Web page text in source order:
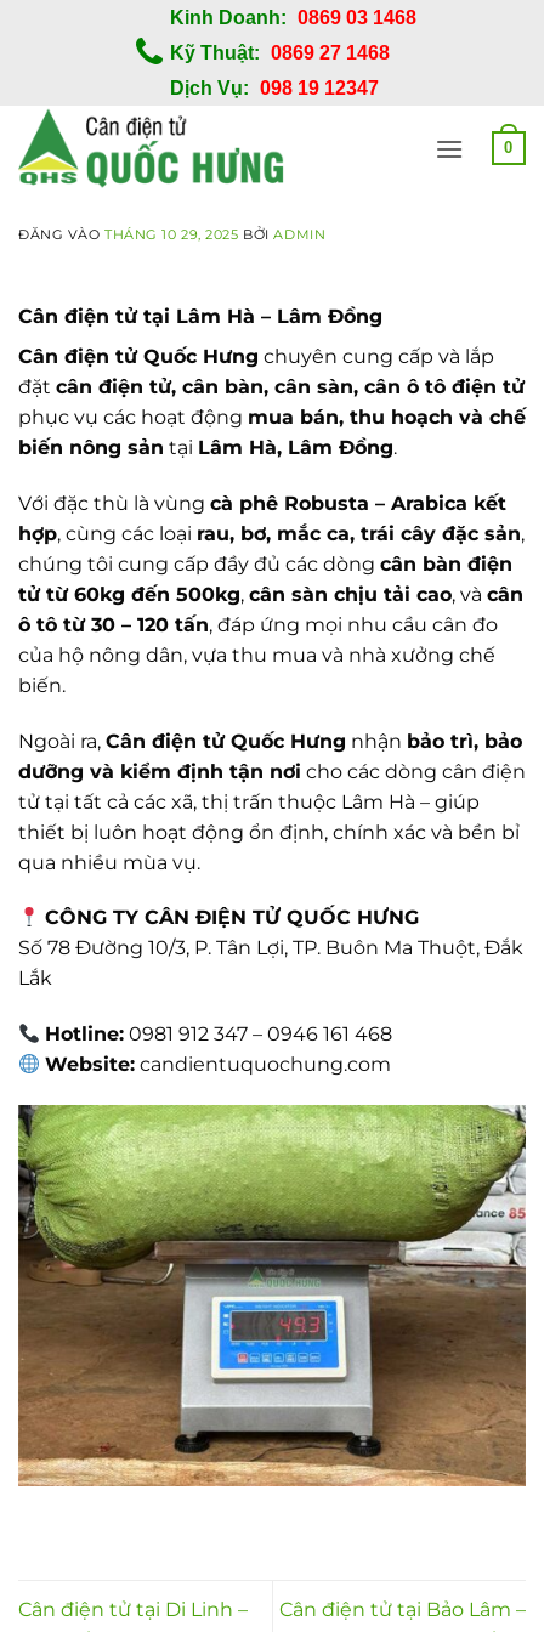
dung
Kinh Doanh: 0869 03 1468
Kỹ Thuật: 0869 27 1468
Dịch Vụ: 098 19 12347
0
ĐĂNG VÀOTHÁNG 10 29, 2025 BỞIADMIN
Cân điện tử tại Lâm Hà – Lâm Đồng
Cân điện tử Quốc Hưng chuyên cung cấp và lắp
đặt cân điện tử, cân bàn, cân sàn, cân ô tô điện tử
phục vụ các hoạt động mua bán, thu hoạch và chế
biến nông sản tại Lâm Hà, Lâm Đồng.
Với đặc thù là vùng cà phê Robusta – Arabica kết
hợp, cùng các loại rau, bơ, mắc ca, trái cây đặc sản,
chúng tôi cung cấp đầy đủ các dòng cân bàn điện
tử từ 60kg đến 500kg, cân sàn chịu tải cao, và cân
ô tô từ 30 – 120 tấn, đáp ứng mọi nhu cầu cân đo
của hộ nông dân, vựa thu mua và nhà xưởng chế
biến.
Ngoài ra, Cân điện tử Quốc Hưng nhận bảo trì, bảo
dưỡng và kiểm định tận nơi cho các dòng cân điện
tử tại tất cả các xã, thị trấn thuộc Lâm Hà – giúp
thiết bị luôn hoạt động ổn định, chính xác và bền bỉ
qua nhiều mùa vụ.
CÔNG TY CÂN ĐIỆN TỬ QUỐC HƯNG
Số 78 Đường 10/3, P. Tân Lợi, TP. Buôn Ma Thuột, Đắk
Lắk
Hotline: 0981 912 347 – 0946 161 468
Website: candientuquochung.com
Cân điện tử tại Di Linh –
Cân điện tử tại Bảo Lâm –